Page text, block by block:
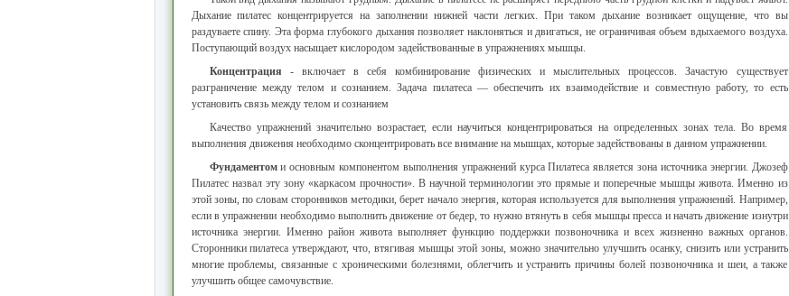
Дыхание пилатес концентрируется на заполнении нижней части легких. При таком дыхание возникает ощущение, что вы
раздуваете спину. Эта форма глубокого дыхания позволяет наклоняться и двигаться, не ограничивая объем вдыхаемого воздуха.
Поступающий воздух насыщает кислородом задействованные в упражнениях мышцы.
Концентрация - включает в себя комбинирование физических и мыслительных процессов. Зачастую существует
разграничение между телом и сознанием. Задача пилатеса — обеспечить их взаимодействие и совместную работу, то есть
установить связь между телом и сознанием
Качество упражнений значительно возрастает, если научиться концентрироваться на определенных зонах тела. Во время
выполнения движения необходимо сконцентрировать все внимание на мышцах, которые задействованы в данном упражнении.
Фундаментоми основным компонентом выполнения упражнений курса Пилатеса является зона источника энергии. Джозеф
Пилатес назвал эту зону «каркасом прочности». В научной терминологии это прямые и поперечные мышцы живота. Именно из
этой зоны, по словам сторонников методики, берет начало энергия, которая используется для выполнения упражнений. Например,
если в упражнении необходимо выполнить движение от бедер, то нужно втянуть в себя мышцы пресса и начать движение изнутри
источника энергии. Именно район живота выполняет функцию поддержки позвоночника и всех жизненно важных органов.
Сторонники пилатеса утверждают, что, втягивая мышцы этой зоны, можно значительно улучшить осанку, снизить или устранить
многие проблемы, связанные с хроническими болезнями, облегчить и устранить причины болей позвоночника и шеи, а также
улучшить общее самочувствие.